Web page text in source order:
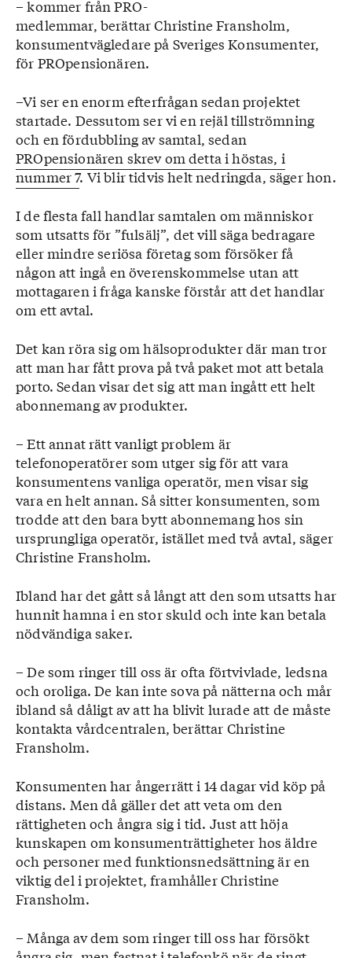
– kommer från PRO-
medlemmar, berättar Christine Fransholm,
konsumentvägledare på Sveriges Konsumenter,
för PROpensionären.
–Vi ser en enorm efterfrågan sedan projektet
startade. Dessutom ser vi en rejäl tillströmning
och en fördubbling av samtal, sedan
PROpensionären skrev om detta i höstas, i
nummer 7. Vi blir tidvis helt nedringda, säger hon.
I de flesta fall handlar samtalen om människor
som utsatts för ”fulsälj”, det vill säga bedragare
eller mindre seriösa företag som försöker få
någon att ingå en överenskommelse utan att
mottagaren i fråga kanske förstår att det handlar
om ett avtal.
Det kan röra sig om hälsoprodukter där man tror
att man har fått prova på två paket mot att betala
porto. Sedan visar det sig att man ingått ett helt
abonnemang av produkter.
– Ett annat rätt vanligt problem är
telefonoperatörer som utger sig för att vara
konsumentens vanliga operatör, men visar sig
vara en helt annan. Så sitter konsumenten, som
trodde att den bara bytt abonnemang hos sin
ursprungliga operatör, istället med två avtal, säger
Christine Fransholm.
Ibland har det gått så långt att den som utsatts har
hunnit hamna i en stor skuld och inte kan betala
nödvändiga saker.
– De som ringer till oss är ofta förtvivlade, ledsna
och oroliga. De kan inte sova på nätterna och mår
ibland så dåligt av att ha blivit lurade att de måste
kontakta vårdcentralen, berättar Christine
Fransholm.
Konsumenten har ångerrätt i 14 dagar vid köp på
distans. Men då gäller det att veta om den
rättigheten och ångra sig i tid. Just att höja
kunskapen om konsumenträttigheter hos äldre
och personer med funktionsnedsättning är en
viktig del i projektet, framhåller Christine
Fransholm.
– Många av dem som ringer till oss har försökt